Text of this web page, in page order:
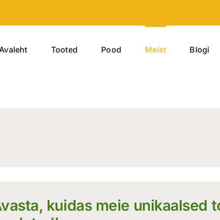
Avaleht Tooted Pood Meist Blogi
kuidas meie unikaalsed